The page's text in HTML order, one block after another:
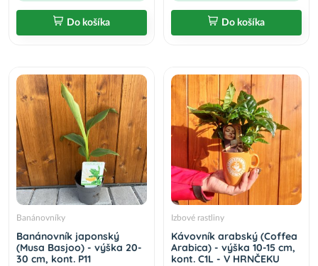
Do košíka Do košíka
Banánovníky
Banánovník japonský
(Musa Basjoo) - výška 20-
30 cm, kont. P11
Izbové rastliny
Kávovník arabský (Coffea
Arabica) - výška 10-15 cm,
kont. C1L - V HRNČEKU